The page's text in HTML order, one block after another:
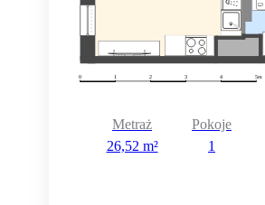
Metraż
26,52 m²
Pokoje
1